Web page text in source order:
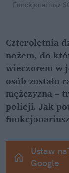
Funckjonariusz
Czteroletnia
nożem, do
wieczorem w
osób zostało
mężczyzna –
policji. Jak
Ustaw
Google